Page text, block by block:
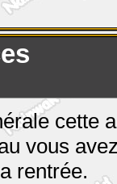
cette
vous
rentrée.